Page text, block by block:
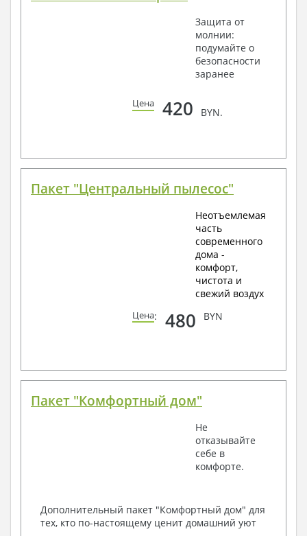
Защита от
молнии:
подумайте о
безопасности
заранее
Цена 420 BYN.
Пакет "Центральный пылесос"
Неотъемлемая
часть
современного
дома -
комфорт,
чистота и
свежий воздух
Цена: 480 BYN
Пакет "Комфортный дом"
Не
отказывайте
себе в
комфорте.
Дополнительный пакет "Комфортный дом" для
тех, кто по-настоящему ценит домашний уют